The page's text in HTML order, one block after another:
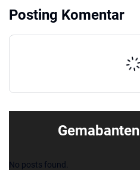
Posting Komentar
Gemabanten
No posts found.